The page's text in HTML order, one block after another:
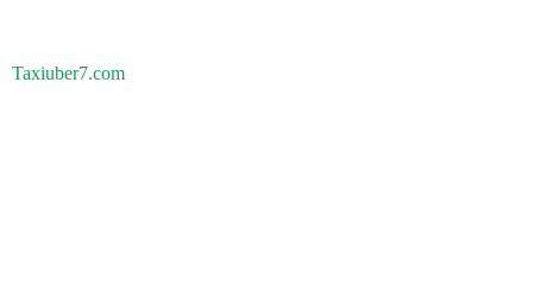
Taxiuber7.com